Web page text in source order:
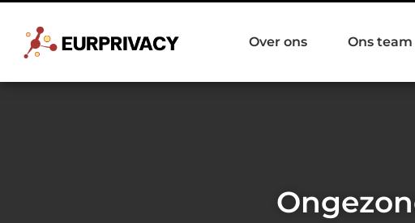
Over ons Ons team